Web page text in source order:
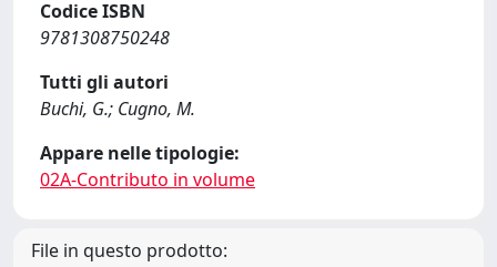
Codice ISBN
9781308750248
Tutti gli autori
Buchi, G.; Cugno, M.
Appare nelle tipologie:
02A-Contributo in volume
File in questo prodotto: